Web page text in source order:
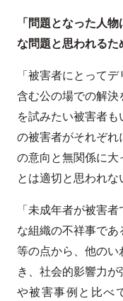
「問題となった人
な問題と思われるた
「被害者にとって
含む公の場での解
を試みたい被害者
の被害者がそれぞ
の意向と無関係に
とは適切と思われな
「未成年者が被害
な組織の不祥事で
等の点から、他の
き、社会的影響力
や被害事例と比べ